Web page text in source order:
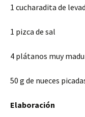
1 cucharadita de
1 pizca de sal
4 plátanos muy
50 g de nueces
Elaboración